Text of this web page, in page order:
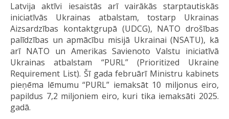
Latvija aktīvi iesaistās arī vairākās starptautiskās
iniciatīvās Ukrainas atbalstam, tostarp Ukrainas
Aizsardzības kontaktgrupā (UDCG), NATO drošības
palīdzības un apmācību misijā Ukrainai (NSATU), kā
arī NATO un Amerikas Savienoto Valstu iniciatīvā
Ukrainas atbalstam “PURL” (Prioritized Ukraine
Requirement List). Šī gada februārī Ministru kabinets
pieņēma lēmumu “PURL” iemaksāt 10 miljonus eiro,
papildus 7,2 miljoniem eiro, kuri tika iemaksāti 2025.
gadā.